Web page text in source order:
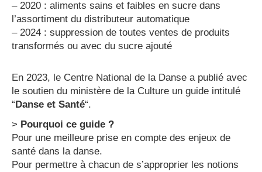
– 2020 : aliments sains et faibles en sucre dans
l’assortiment du distributeur automatique
– 2024 : suppression de toutes ventes de produits
transformés ou avec du sucre ajouté
En 2023, le Centre National de la Danse a publié avec
le soutien du ministère de la Culture un guide intitulé
“Danse et Santé“.
> Pourquoi ce guide ?
Pour une meilleure prise en compte des enjeux de
santé dans la danse.
Pour permettre à chacun de s’approprier les notions